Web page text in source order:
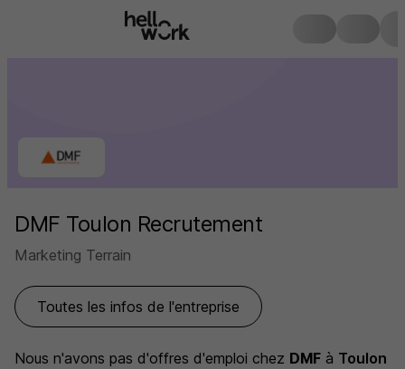
DMF Toulon Recrutement
Marketing Terrain
Toutes les infos de l'entreprise
Nous n'avons pas d'offres d'emploi chez DMF à Toulon